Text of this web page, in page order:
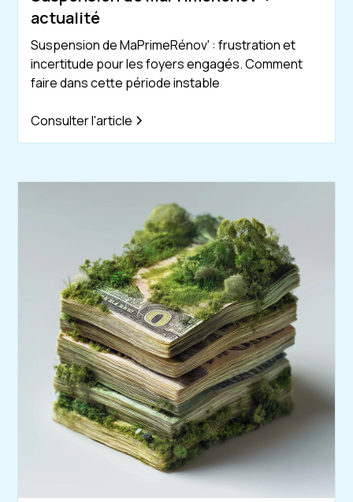
actualité
Suspension de MaPrimeRénov' : frustration et
incertitude pour les foyers engagés. Comment
faire dans cette période instable
Consulter l'article